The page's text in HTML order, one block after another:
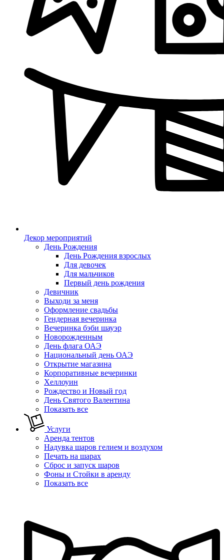
Декор мероприятий
День Рождения
День Рождения взрослых
Для девочек
Для мальчиков
Первый день рождения
Девичник
Выходи за меня
Оформление свадьбы
Гендерная вечеринка
Вечеринка бэби шауэр
Новорожденным
День флага ОАЭ
Национальный день ОАЭ
Открытие магазина
Корпоративные вечеринки
Хеллоуин
Рождество и Новый год
День Святого Валентина
Показать все
Услуги
Аренда тентов
Надувка шаров гелием и воздухом
Печать на шарах
Сброс и запуск шаров
Фоны и Стойки в аренду
Показать все